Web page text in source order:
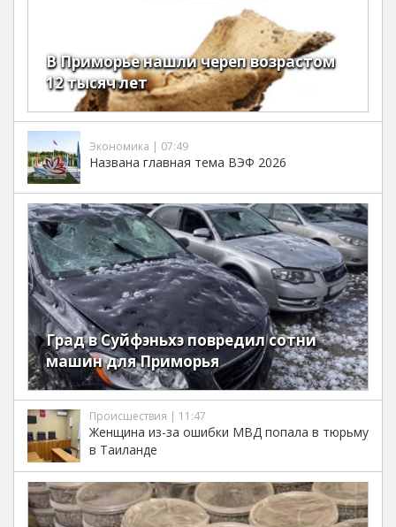
В Приморье нашли череп возрастом
12 тысяч лет
Экономика | 07:49
Названа главная тема ВЭФ 2026
Град в Суйфэньхэ повредил сотни
машин для Приморья
Происшествия | 11:47
Женщина из-за ошибки МВД попала в тюрьму
в Таиланде